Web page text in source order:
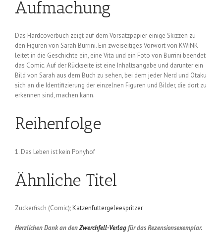
Aufmachung
Das Hardcoverbuch zeigt auf dem Vorsatzpapier einige Skizzen zu
den Figuren von Sarah Burrini. Ein zweiseitiges Vorwort von KWiNK
leitet in die Geschichte ein, eine Vita und ein Foto von Burrini beendet
das Comic. Auf der Rückseite ist eine Inhaltsangabe und darunter ein
Bild von Sarah aus dem Buch zu sehen, bei dem jeder Nerd und Otaku
sich an die Identifizierung der einzelnen Figuren und Bilder, die dort zu
erkennen sind, machen kann.
Reihenfolge
1. Das Leben ist kein Ponyhof
Ähnliche Titel
Zuckerfisch (Comic);Katzenfuttergeleespritzer
Herzlichen Dank an denZwerchfell-Verlagfür das Rezensionsexemplar.